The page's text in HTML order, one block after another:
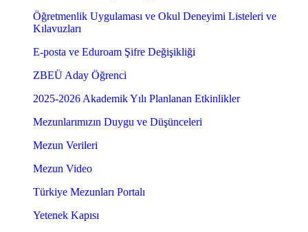
Öğretmenlik Uygulaması ve Okul Deneyimi Listeleri ve
Kılavuzları
E-posta ve Eduroam Şifre Değişikliği
ZBEÜ Aday Öğrenci
2025-2026 Akademik Yılı Planlanan Etkinlikler
Mezunlarımızın Duygu ve Düşünceleri
Mezun Verileri
Mezun Video
Türkiye Mezunları Portalı
Yetenek Kapısı